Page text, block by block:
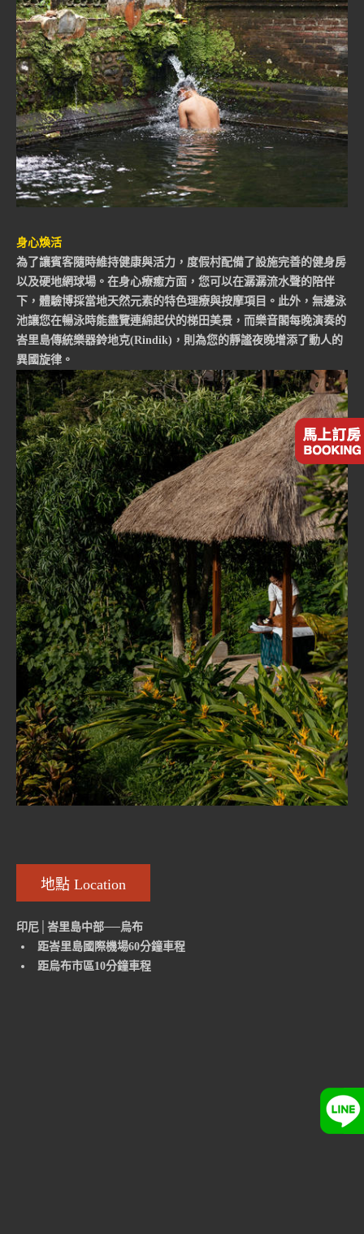
身心煥活
為了讓賓客隨時維持健康與活力，度假村配備了設施完善的健身房
以及硬地網球場。在身心療癒方面，您可以在潺潺流水聲的陪伴
下，體驗博採當地天然元素的特色理療與按摩項目。此外，無邊泳
池讓您在暢泳時能盡覽連綿起伏的梯田美景，而樂音閣每晚演奏的
峇里島傳統樂器鈴地克(Rindik)，則為您的靜謐夜晚增添了動人的
異國旋律。
地點 Location
印尼│峇里島中部──烏布
距峇里島國際機場60分鐘車程
距烏布市區10分鐘車程